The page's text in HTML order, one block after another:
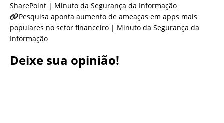
SharePoint | Minuto da Segurança da Informação
Pesquisa aponta aumento de ameaças em apps mais
populares no setor financeiro | Minuto da Segurança da
Informação
Deixe sua opinião!